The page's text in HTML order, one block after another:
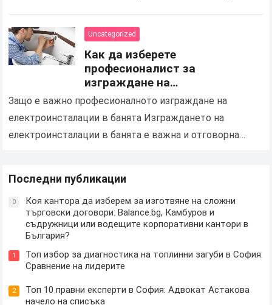
която…
Uncategorized
Как да изберете
професионалист за
изграждане на
електроинсталации и подмяна
на осветлението в баня
Защо е важно професионалното изграждане на
електроинсталации в банята Изграждането на
електроинсталации в банята е важна и отговорна
Последни публикации
0
Коя кантора да изберем за изготвяне на сложни
търговски договори: Balance.bg, Камбуров и
съдружници или водещите корпоративни кантори в
България?
1
Топ избор за диагностика на топлинни загуби в София:
Сравнение на лидерите
2
Топ 10 правни експерти в София: Адвокат Астакова
начело на списъка